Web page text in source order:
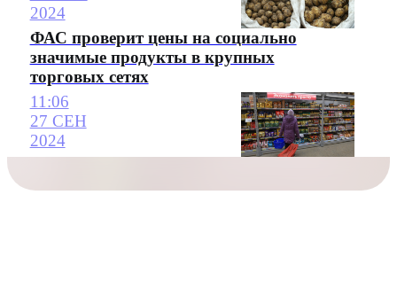
2024
ФАС проверит цены на социально
значимые продукты в крупных
торговых сетях
11:06
27 СЕН
2024